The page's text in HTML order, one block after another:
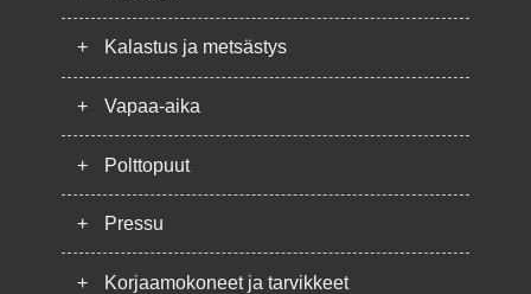
+ Kalastus ja metsästys
+ Vapaa-aika
+ Polttopuut
+ Pressu
+ Korjaamokoneet ja tarvikkeet